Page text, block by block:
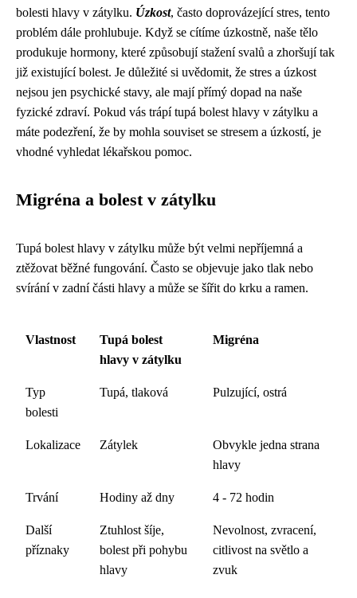
bolesti hlavy v zátylku. Úzkost, často doprovázející stres, tento
problém dále prohlubuje. Když se cítíme úzkostně, naše tělo
produkuje hormony, které způsobují stažení svalů a zhoršují tak
již existující bolest. Je důležité si uvědomit, že stres a úzkost
nejsou jen psychické stavy, ale mají přímý dopad na naše
fyzické zdraví. Pokud vás trápí tupá bolest hlavy v zátylku a
máte podezření, že by mohla souviset se stresem a úzkostí, je
vhodné vyhledat lékařskou pomoc.
Migréna a bolest v zátylku
Tupá bolest hlavy v zátylku může být velmi nepříjemná a
ztěžovat běžné fungování. Často se objevuje jako tlak nebo
svírání v zadní části hlavy a může se šířit do krku a ramen.
Vlastnost
Tupá bolest
hlavy v zátylku
Migréna
Typ
bolesti
Tupá, tlaková Pulzující, ostrá
Lokalizace Zátylek
Obvykle jedna strana
hlavy
Trvání Hodiny až dny 4 - 72 hodin
Další
příznaky
Ztuhlost šíje,
bolest při pohybu
hlavy
Nevolnost, zvracení,
citlivost na světlo a
zvuk